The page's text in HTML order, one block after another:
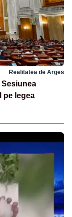
Realitatea de Arges
pe legea